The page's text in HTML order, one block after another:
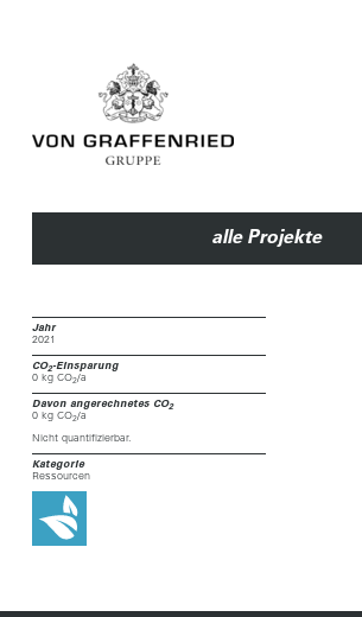
Jahr
2021
CO2-Einsparung
0 kg CO2/a
Davon angerechnetes CO2
0 kg CO2/a
Nicht quantifizierbar.
Kategorie
Ressourcen
alle Projekte